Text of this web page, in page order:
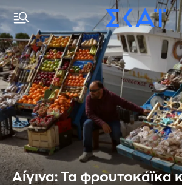
Αίγινα: Τα φρουτοκάϊκα